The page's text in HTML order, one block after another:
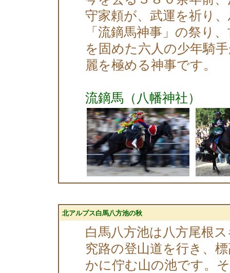
守家頼が、武運を祈り
「流鏑馬神事」の祭り
を固めた六人の少年騎
麗を極める神事です。
流鏑馬（八幡神社）
北アルプス白馬八方池の秋
白馬八方池は八方尾根
究路の登山道を行き、
かに佇む山の池です。